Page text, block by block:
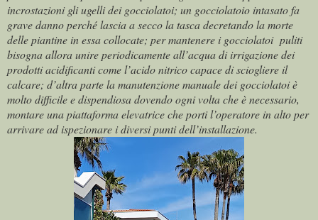
incrostazioni gli ugelli dei gocciolatoi; un gocciolatoio intasato fa
grave danno perché lascia a secco la tasca decretando la morte
delle piantine in essa collocate; per mantenere i gocciolatoi puliti
bisogna allora unire periodicamente all’acqua di irrigazione dei
prodotti acidificanti come l’acido nitrico capace di sciogliere il
calcare; d’altra parte la manutenzione manuale dei gocciolatoi è
molto difficile e dispendiosa dovendo ogni volta che è necessario,
montare una piattaforma elevatrice che porti l’operatore in alto per
arrivare ad ispezionare i diversi punti dell’installazione.